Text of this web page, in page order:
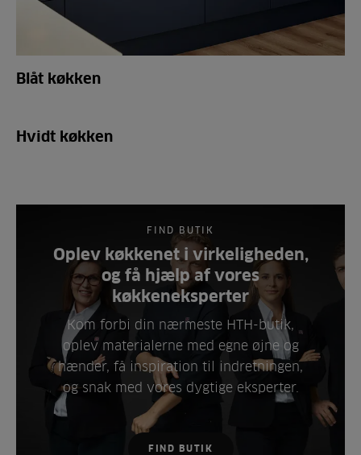
Blåt køkken
Hvidt køkken
FIND BUTIK
Oplev køkkenet i virkeligheden,
og få hjælp af vores
køkkeneksperter
Kom forbi din nærmeste HTH-butik,
oplev materialerne med egne øjne og
hænder, få inspiration til indretningen,
og snak med vores dygtige eksperter.
FIND BUTIK